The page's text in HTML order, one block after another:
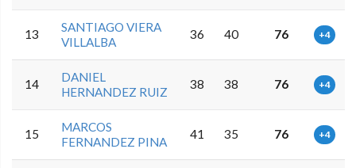
13
SANTIAGO VIERA
VILLALBA
36 40 76 +4
14
DANIEL
HERNANDEZ RUIZ
38 38 76 +4
15
MARCOS
FERNANDEZ PINA
41 35 76 +4